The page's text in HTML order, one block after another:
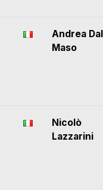
Andrea Dal
Maso
Nicolò
Lazzarini